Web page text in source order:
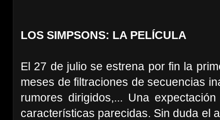
LOS SIMPSONS: LA PELÍCULA
El 27 de julio se estrena por fin la
meses de filtraciones de secuencias
rumores dirigidos,... Una
características parecidas. Sin duda el